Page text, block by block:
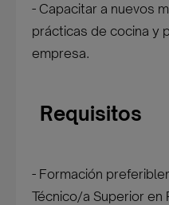
- Capacitar a nuevos
prácticas de cocina y
empresa.
Requisitos
- Formación
Técnico/a Superior